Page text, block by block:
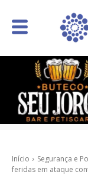
Início Segurança e
feridas em ataque